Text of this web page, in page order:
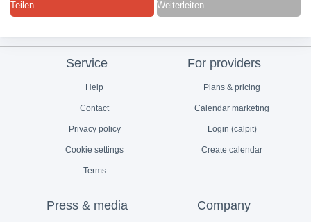
Teilen Weiterleiten
Service
Help
Contact
Privacy policy
Cookie settings
Terms
For providers
Plans & pricing
Calendar marketing
Login (calpit)
Create calendar
Press & media Company